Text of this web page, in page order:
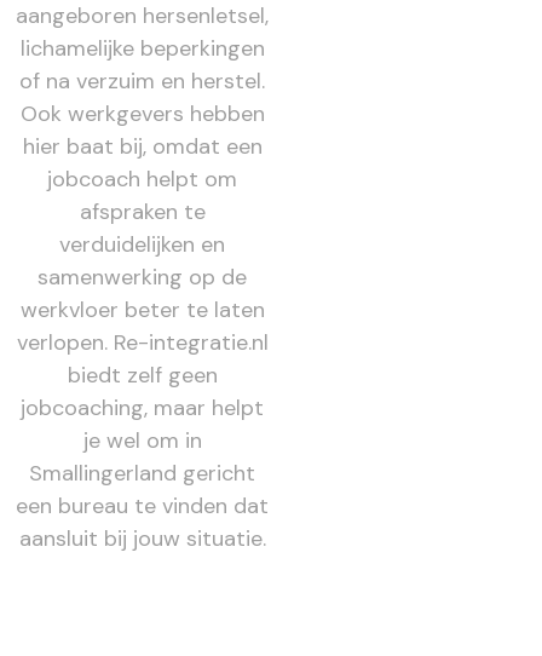
aangeboren hersenletsel,
lichamelijke beperkingen
of na verzuim en herstel.
Ook werkgevers hebben
hier baat bij, omdat een
jobcoach helpt om
afspraken te
verduidelijken en
samenwerking op de
werkvloer beter te laten
verlopen. Re-integratie.nl
biedt zelf geen
jobcoaching, maar helpt
je wel om in
Smallingerland gericht
een bureau te vinden dat
aansluit bij jouw situatie.